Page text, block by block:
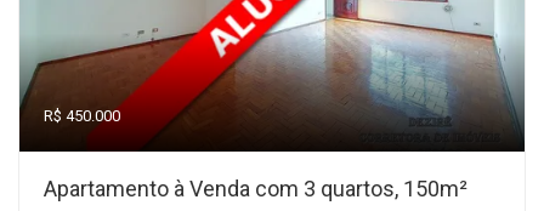
R$ 450.000
Apartamento à Venda com 3 quartos, 150m²